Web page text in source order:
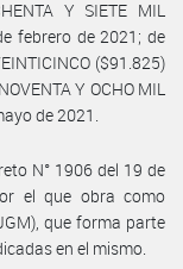
Y SIETE MIL
febrero de 2021; de
($91.825)
Y OCHO MIL
de 2021.
N° 1906 del 19 de
el que obra como
que forma parte
en el mismo.